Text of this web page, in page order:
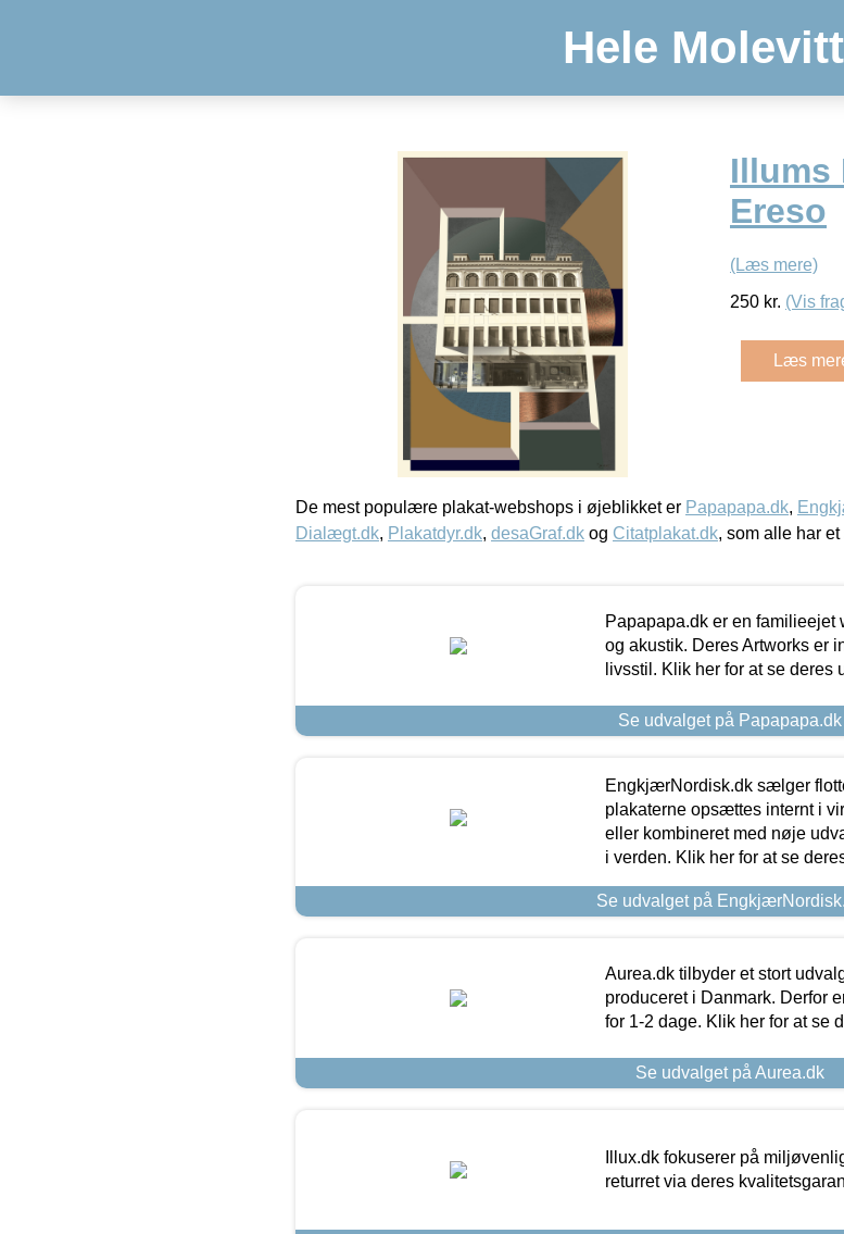
Hele
Illums
Ereso
(Læs mere)
250 kr. (Vis
Læs
De mest populære plakat-webshops i øjeblikket er Papapapa.dk,
Dialægt.dk, Plakatdyr.dk, desaGraf.dk og Citatplakat.dk, som alle har
Papapapa.dk er en familieejet
og akustik. Deres Artworks er
livsstil. Klik her for at se deres
Se udvalget på Papapapa.dk
EngkjærNordisk.dk sælger
plakaterne opsættes internt i
eller kombineret med nøje
i verden. Klik her for at se
Se udvalget på
Aurea.dk tilbyder et stort
produceret i Danmark. Derfor
for 1-2 dage. Klik her for at se
Se udvalget på Aurea.dk
Illux.dk fokuserer på
returret via deres